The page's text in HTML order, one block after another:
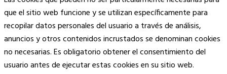
que el sitio web funcione y se utilizan específicamente para
recopilar datos personales del usuario a través de análisis,
anuncios y otros contenidos incrustados se denominan cookies
no necesarias. Es obligatorio obtener el consentimiento del
usuario antes de ejecutar estas cookies en su sitio web.